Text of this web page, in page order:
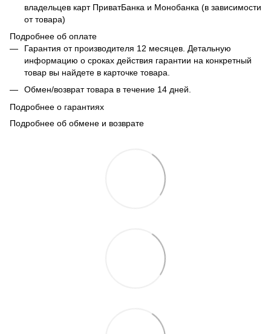
владельцев карт ПриватБанка и Монобанка (в зависимости
от товара)
Подробнее об оплате
Гарантия от производителя 12 месяцев. Детальную
информацию о сроках действия гарантии на конкретный
товар вы найдете в карточке товара.
Обмен/возврат товара в течение 14 дней.
Подробнее о гарантиях
Подробнее об обмене и возврате